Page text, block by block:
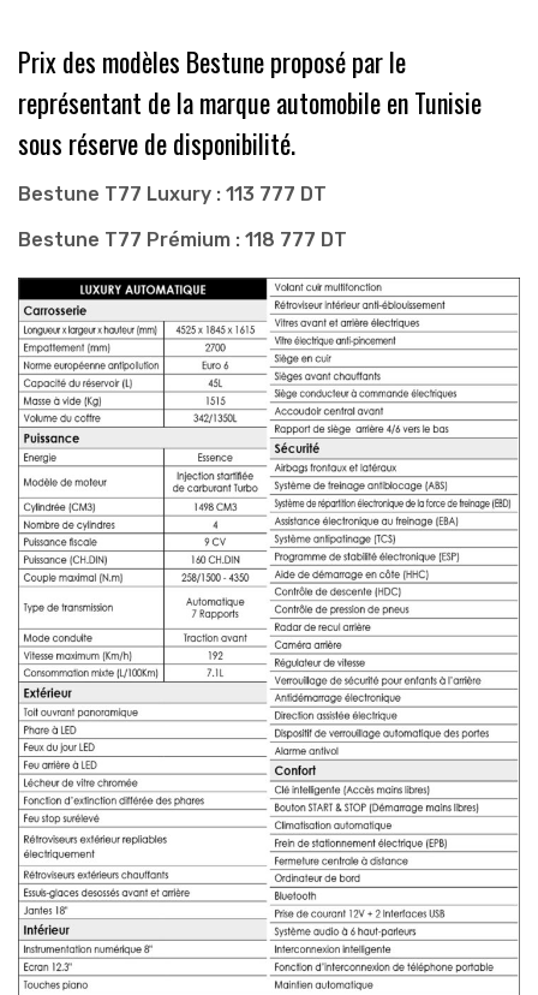
Prix des modèles Bestune proposé par le
représentant de la marque automobile en Tunisie
sous réserve de disponibilité.
Bestune T77 Luxury : 113 777 DT
Bestune T77 Prémium : 118 777 DT